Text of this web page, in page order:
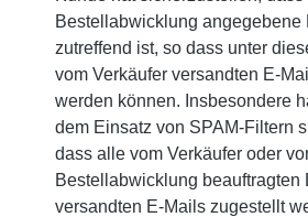
Bestellabwicklung angegebene
zutreffend ist, so dass unter
vom Verkäufer versandten E-
werden können. Insbesondere
dem Einsatz von SPAM-Filtern
dass alle vom Verkäufer oder
Bestellabwicklung beauftragten
versandten E-Mails zugestellt